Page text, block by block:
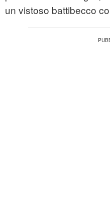
un vistoso battibecco